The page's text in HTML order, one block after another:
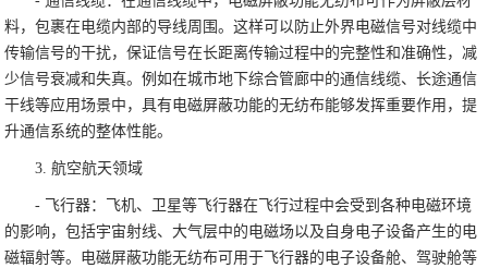
料，包裹在电缆内部的导线周围。这样可以防止外界电磁信号对线缆中
传输信号的干扰，保证信号在长距离传输过程中的完整性和准确性，减
少信号衰减和失真。例如在城市地下综合管廊中的通信线缆、长途通信
干线等应用场景中，具有电磁屏蔽功能的无纺布能够发挥重要作用，提
升通信系统的整体性能。
3. 航空航天领域
- 飞行器：飞机、卫星等飞行器在飞行过程中会受到各种电磁环境
的影响，包括宇宙射线、大气层中的电磁场以及自身电子设备产生的电
磁辐射等。电磁屏蔽功能无纺布可用于飞行器的电子设备舱、驾驶舱等